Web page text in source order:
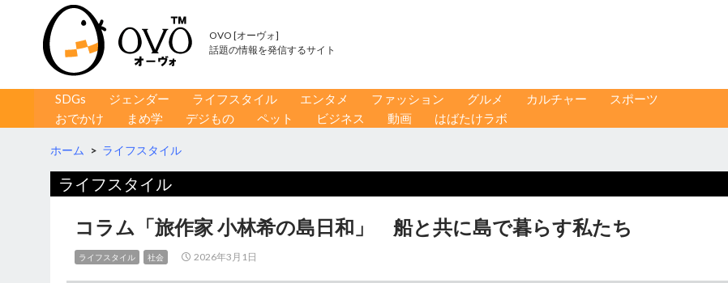
OVO [オーヴォ]
話題の情報を発信するサイト
コンテンツへ移動
SDGs ジェンダー ライフスタイル エンタメ ファッション グルメ カルチャー
スポーツ
おでかけ
まめ学 デジもの ペット ビジネス 動画 はばたけラボ
ホーム > ライフスタイル
ライフスタイル
コラム「旅作家 小林希の島日和」 船と共に島で暮らす私たち
ライフスタイル 社会 2026年3月1日